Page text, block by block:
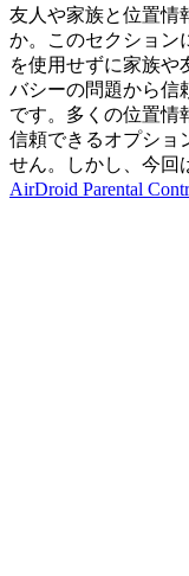
友人や家族と位置情
か。このセクション
を使用せずに家族や
バシーの問題から信
です。多くの位置情
信頼できるオプショ
せん。しかし、今回
AirDroid Parental